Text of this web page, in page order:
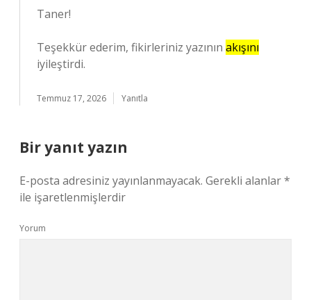
Taner!
Teşekkür ederim, fikirleriniz yazının akışını
iyileştirdi.
Temmuz 17, 2026 Yanıtla
Bir yanıt yazın
E-posta adresiniz yayınlanmayacak. Gerekli alanlar*
ile işaretlenmişlerdir
Yorum